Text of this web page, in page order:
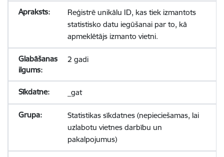
Reģistrē unikālu ID, kas tiek izmantots
statistisko datu iegūšanai par to, kā
apmeklētājs izmanto vietni.
2 gadi
_gat
Statistikas sīkdatnes (nepieciešamas, lai
uzlabotu vietnes darbību un
pakalpojumus)